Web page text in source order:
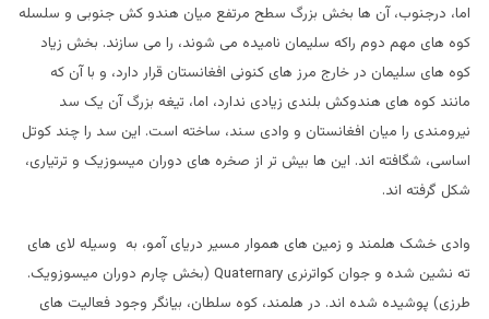
اما، درجنوب، آن ها بخش بزرگ سطح مرتفع میان هندو کش جنوبی و سلسله
کوه های مهم دوم راکه سلیمان نامیده می شوند، را می سازند. بخش زیاد
کوه های سلیمان در خارج مرز های کنونی افغانستان قرار دارد، و با آن که
مانند کوه های هندوکش بلندی زیادی ندارد، اما، تیغه بزرگ آن یک سد
نیرومندی را میان افغانستان و وادی سند، ساخته است. این سد را چند کوتل
اساسی، شگافته اند. این ها بیش تر از صخره های دوران میسوزیک و ترتیاری،
شکل گرفته اند.
وادی خشک هلمند و زمین های هموار مسیر دریای آمو، به وسیله لای های
ته نشین شده و جوان کواترنری Quaternary (بخش چارم دوران میسوزویک.
طرزی) پوشیده شده اند. در هلمند، کوه سلطان، بیانگر وجود فعالیت های